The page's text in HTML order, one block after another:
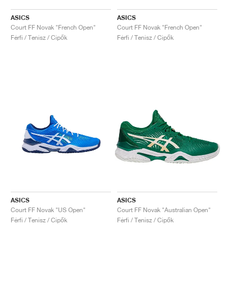
ASICS
Court FF Novak "French Open"
Férfi / Tenisz / Cipők
ASICS
Court FF Novak "French Open"
Férfi / Tenisz / Cipők
ASICS
Court FF Novak "US Open"
Férfi / Tenisz / Cipők
ASICS
Court FF Novak "Australian Open"
Férfi / Tenisz / Cipők